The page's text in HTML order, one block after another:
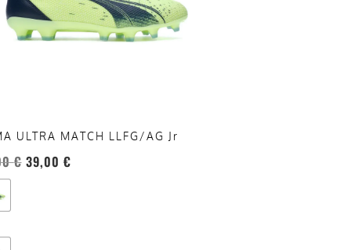
ULTRA MATCH LLFG/AG Jr
€ 39,00 €